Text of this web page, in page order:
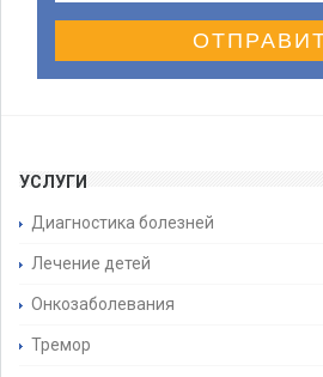
УСЛУГИ
Диагностика болезней
Лечение детей
Онкозаболевания
Тремор